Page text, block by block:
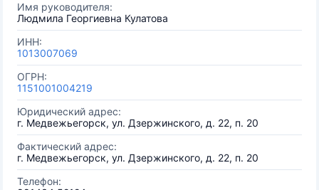
Имя руководителя:
Людмила Георгиевна Кулатова
ИНН:
1013007069
ОГРН:
1151001004219
Юридический адрес:
г. Медвежьегорск, ул. Дзержинского, д. 22, п. 20
Фактический адрес:
г. Медвежьегорск, ул. Дзержинского, д. 22, п. 20
Телефон: